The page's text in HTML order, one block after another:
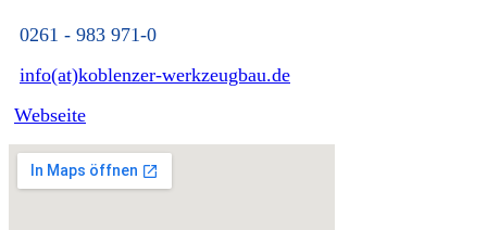
0261 - 983 971-0
info(at)koblenzer-werkzeugbau.de
Webseite